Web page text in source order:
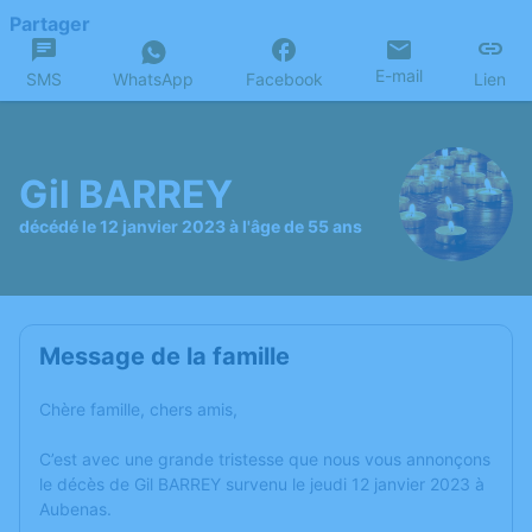
Partager
SMS WhatsApp Facebook E-mail Lien
Gil BARREY
décédé le 12 janvier 2023 à l'âge de 55 ans
Message de la famille
Chère famille, chers amis,
C’est avec une grande tristesse que nous vous annonçons
le décès de Gil BARREY survenu le jeudi 12 janvier 2023 à
Aubenas.